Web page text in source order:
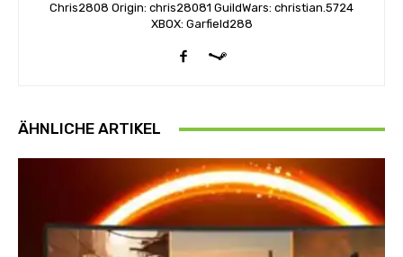
Chris2808 Origin: chris28081 GuildWars: christian.5724
XBOX: Garfield288
ÄHNLICHE ARTIKEL